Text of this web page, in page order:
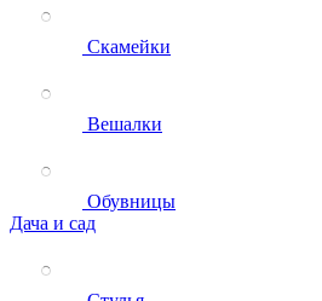
Скамейки
Вешалки
Обувницы
Дача и сад